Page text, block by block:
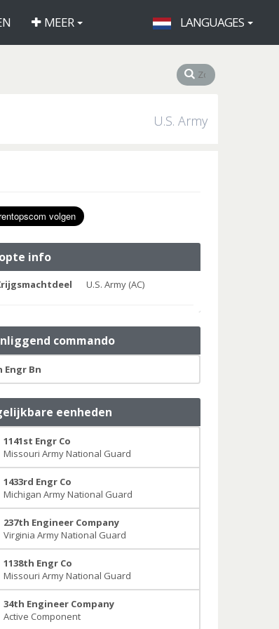
MEER LANGUAGES
U.S. Army
info
U.S. Army (AC)
commando
Engr Bn
eenheden
1141st Engr Co
Missouri Army National Guard
1433rd Engr Co
Michigan Army National Guard
237th Engineer Company
Virginia Army National Guard
1138th Engr Co
Missouri Army National Guard
34th Engineer Company
Active Component